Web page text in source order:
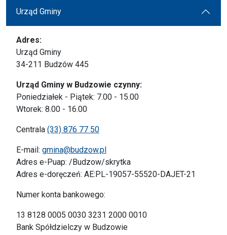
Urząd Gminy
Adres:
Urząd Gminy
34-211 Budzów 445
Urząd Gminy w Budzowie czynny:
Poniedziałek - Piątek: 7.00 - 15.00
Wtorek: 8.00 - 16.00
Centrala (33) 876 77 50
E-mail: gmina@budzow.pl
Adres e-Puap: /Budzow/skrytka
Adres e-doręczeń: AE:PL-19057-55520-DAJET-21
Numer konta bankowego:
13 8128 0005 0030 3231 2000 0010
Bank Spółdzielczy w Budzowie